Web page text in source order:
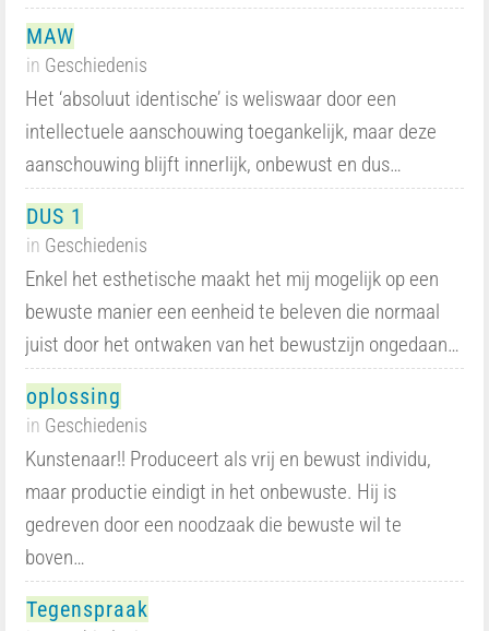
MAW
in Geschiedenis
Het ‘absoluut identische’ is weliswaar door een
intellectuele aanschouwing toegankelijk, maar deze
aanschouwing blijft innerlijk, onbewust en dus…
DUS 1
in Geschiedenis
Enkel het esthetische maakt het mij mogelijk op een
bewuste manier een eenheid te beleven die normaal
juist door het ontwaken van het bewustzijn ongedaan…
oplossing
in Geschiedenis
Kunstenaar!! Produceert als vrij en bewust individu,
maar productie eindigt in het onbewuste. Hij is
gedreven door een noodzaak die bewuste wil te
boven…
Tegenspraak